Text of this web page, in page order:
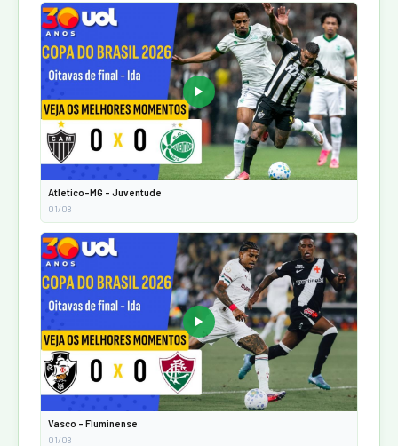
▶
Atletico-MG - Juventude
01/08
▶
Vasco - Fluminense
01/08